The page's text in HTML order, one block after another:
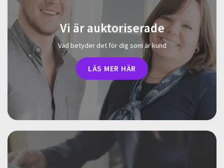
Vi är auktoriserade
Vad betyder det för dig som är kund
LÄS MER HÄR